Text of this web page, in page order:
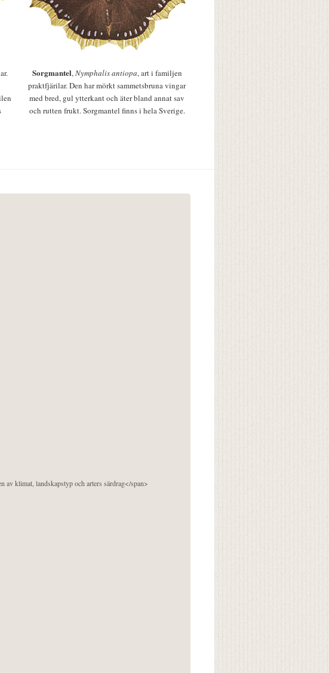
Sorgmantel,Nymphalis antiopa, art i familjen
praktfjärilar. Den har mörkt sammetsbruna vingar
med bred, gul ytterkant och äter bland annat sav
och rutten frukt. Sorgmantel finns i hela Sverige.
klimat, landskapstyp och arters särdrag</span>